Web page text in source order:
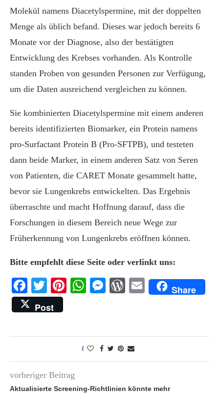
Molekül namens Diacetylspermine, mit der doppelten
Menge als üblich befand. Dieses war jedoch bereits 6
Monate vor der Diagnose, also der bestätigten
Entwicklung des Krebses vorhanden. Als Kontrolle
standen Proben von gesunden Personen zur Verfügung,
um die Daten ausreichend vergleichen zu können.
Sie kombinierten Diacetylspermine mit einem anderen
bereits identifizierten Biomarker, ein Protein namens
pro-Surfactant Protein B (Pro-SFTPB), und testeten
dann beide Marker, in einem anderen Satz von Seren
von Patienten, die CARET Monate gesammelt hatte,
bevor sie Lungenkrebs entwickelten. Das Ergebnis
überraschte und macht Hoffnung darauf, dass die
Forschungen in diesem Bereich neue Wege zur
Früherkennung von Lungenkrebs eröffnen können.
Bitte empfehlt diese Seite oder verlinkt uns:
Facebook
TwitterPinterest
WhatsApp
Messenger
WordPress
EmailShare
Post
1
vorheriger Beitrag
Aktualisierte Screening-Richtlinien könnte mehr